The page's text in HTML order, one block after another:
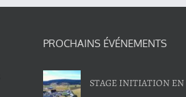
PROCHAINS ÉVÉNEMENTS
STAGE INITIATION EN